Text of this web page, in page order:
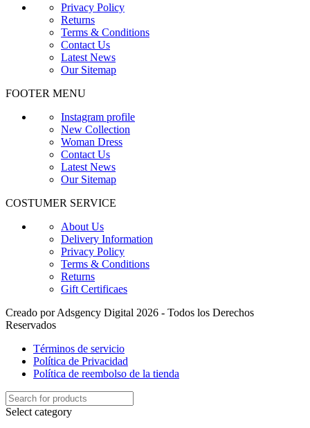
Privacy Policy
Returns
Terms & Conditions
Contact Us
Latest News
Our Sitemap
FOOTER MENU
Instagram profile
New Collection
Woman Dress
Contact Us
Latest News
Our Sitemap
COSTUMER SERVICE
About Us
Delivery Information
Privacy Policy
Terms & Conditions
Returns
Gift Certificaes
Creado por Adsgency Digital 2026 - Todos los Derechos
Reservados
Términos de servicio
Política de Privacidad
Política de reembolso de la tienda
Select category